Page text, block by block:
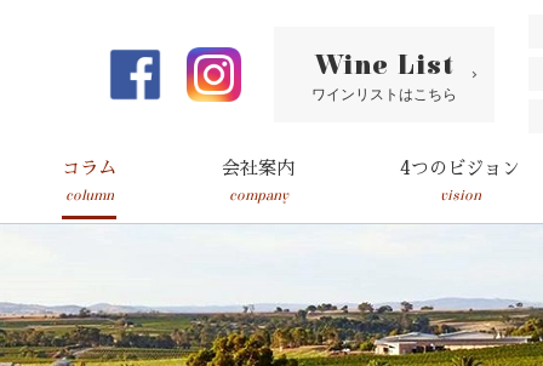
Wine List
ワインリストはこちら
コラム
column
会社案内
company
4つのビジョン
vision